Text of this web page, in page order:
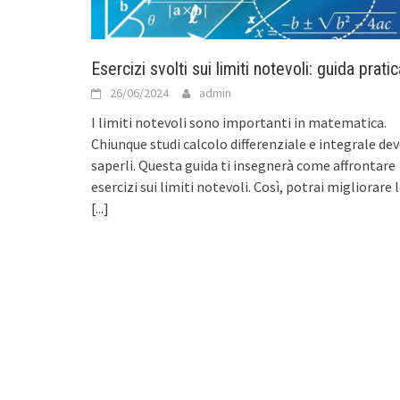
Esercizi svolti sui limiti notevoli: guida
26/06/2024 admin
I limiti notevoli sono importanti in matematica.
Chiunque studi calcolo differenziale e integrale
saperli. Questa guida ti insegnerà come affrontare
esercizi sui limiti notevoli. Così, potrai migliorare
[...]